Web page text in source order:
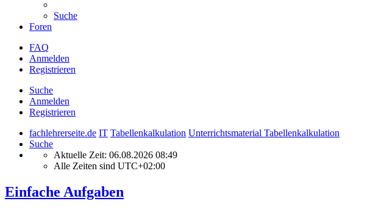
Suche
Foren
FAQ
Anmelden
Registrieren
Suche
Anmelden
Registrieren
fachlehrerseite.de IT Tabellenkalkulation Unterrichtsmaterial Tabellenkalkulation
Suche
Aktuelle Zeit: 06.08.2026 08:49
Alle Zeiten sind UTC+02:00
Einfache Aufgaben